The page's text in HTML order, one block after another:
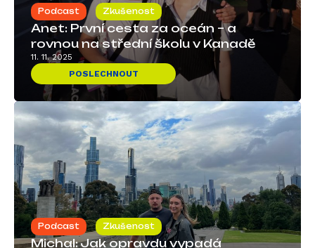
Podcast Zkušenost
Anet: První cesta za oceán – a
rovnou na střední školu v Kanadě
11. 11. 2025
POSLECHNOUT
Podcast Zkušenost
Michal: Jak opravdu vypadá